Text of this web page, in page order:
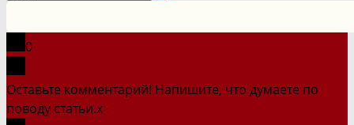
сайте
0
Оставьте комментарий! Напишите, что думаете по
поводу статьи.x